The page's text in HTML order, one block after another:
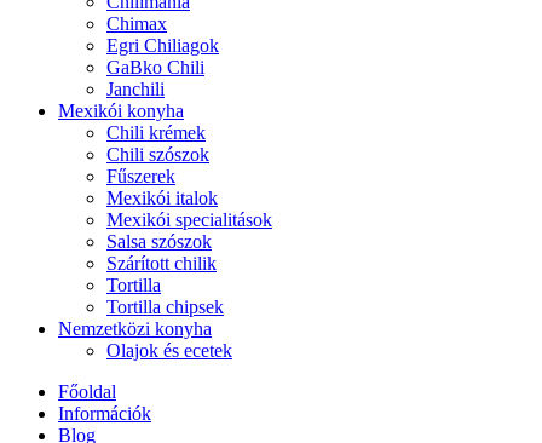
Chimax
Egri Chiliagok
GaBko Chili
Janchili
Mexikói konyha
Chili krémek
Chili szószok
Fűszerek
Mexikói italok
Mexikói specialitások
Salsa szószok
Szárított chilik
Tortilla
Tortilla chipsek
Nemzetközi konyha
Olajok és ecetek
Főoldal
Információk
Blog